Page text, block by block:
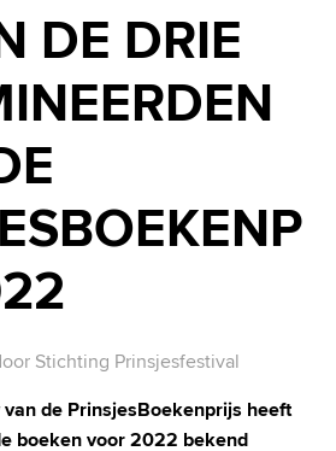
DE DRIE
Stichting Prinsjesfestival
van de PrinsjesBoekenprijs heeft
boeken voor 2022 bekend